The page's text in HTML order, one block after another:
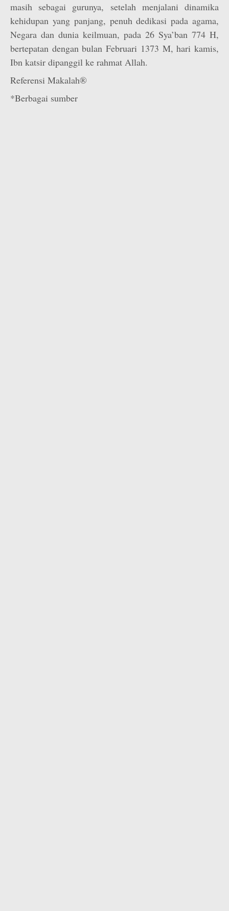
masih sebagai gurunya, setelah menjalani dinamika
kehidupan yang panjang, penuh dedikasi pada agama,
Negara dan dunia keilmuan, pada 26 Sya’ban 774 H,
bertepatan dengan bulan Februari 1373 M, hari kamis,
Ibn katsir dipanggil ke rahmat Allah.
Referensi Makalah®
*Berbagai sumber